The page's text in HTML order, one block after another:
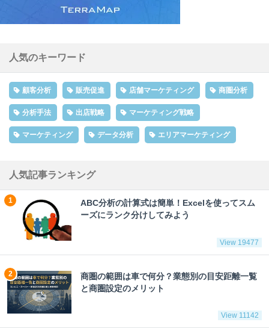
人気のキーワード
顧客分析 販売促進 店舗マーケティング 商圏分析
分析手法 出店戦略 マーケティング戦略
マーケティング データ分析 エリアマーケティング
人気記事ランキング
ABC分析の計算式は簡単！Excelを使ってスム
ーズにランク分けしてみよう
View 19477
商圏の範囲は車で何分？業態別の目安距離一覧
と商圏設定のメリット
View 11142